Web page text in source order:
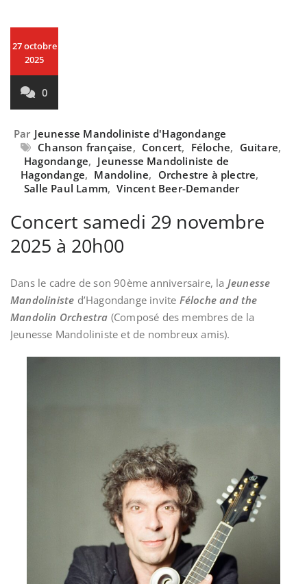
27 octobre
2025
0
Par Jeunesse Mandoliniste d'Hagondange
Chanson française, Concert, Féloche, Guitare,
Hagondange, Jeunesse Mandoliniste de
Hagondange, Mandoline, Orchestre à plectre,
Salle Paul Lamm, Vincent Beer-Demander
Concert samedi 29 novembre
2025 à 20h00
Dans le cadre de son 90ème anniversaire, la Jeunesse
Mandoliniste d’Hagondange invite Féloche and the
Mandolin Orchestra (Composé des membres de la
Jeunesse Mandoliniste et de nombreux amis).